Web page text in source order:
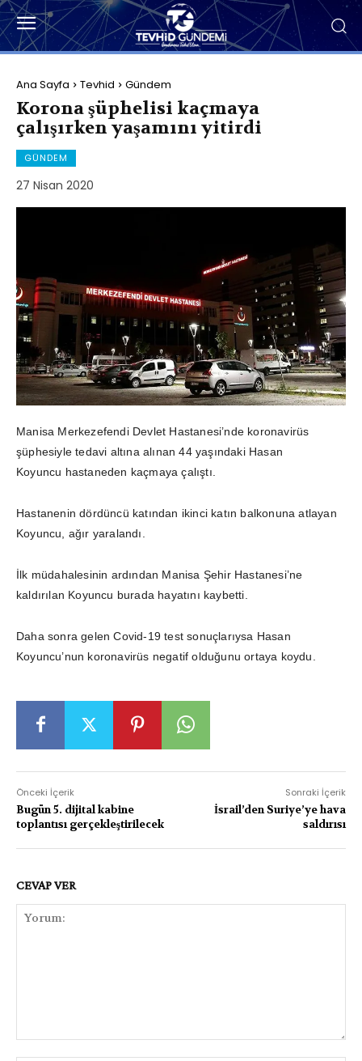
Ana Sayfa Tevhid Gündem
Korona şüphelisi kaçmaya
çalışırken yaşamını yitirdi
GÜNDEM
27 Nisan 2020
Manisa Merkezefendi Devlet Hastanesi’nde koronavirüs
şüphesiyle tedavi altına alınan 44 yaşındaki Hasan
Koyuncu hastaneden kaçmaya çalıştı.
Hastanenin dördüncü katından ikinci katın balkonuna atlayan
Koyuncu, ağır yaralandı.
İlk müdahalesinin ardından Manisa Şehir Hastanesi’ne
kaldırılan Koyuncu burada hayatını kaybetti.
Daha sonra gelen Covid-19 test sonuçlarıysa Hasan
Koyuncu’nun koronavirüs negatif olduğunu ortaya koydu.
Önceki İçerik
Bugün 5. dijital kabine
toplantısı gerçekleştirilecek
Sonraki İçerik
İsrail’den Suriye’ye hava
saldırısı
CEVAP VER